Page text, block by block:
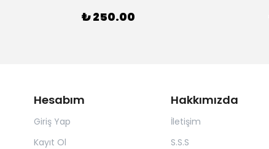
₺ 250.00
Hesabım
Giriş Yap
Kayıt Ol
Hakkımızda
İletişim
S.S.S